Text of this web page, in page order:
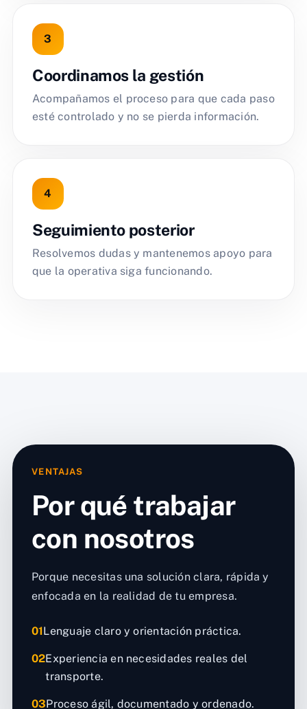
Coordinamos la gestión
Acompañamos el proceso para que cada paso
esté controlado y no se pierda información.
Seguimiento posterior
Resolvemos dudas y mantenemos apoyo para
que la operativa siga funcionando.
VENTAJAS
Por qué trabajar
con nosotros
Porque necesitas una solución clara, rápida y
enfocada en la realidad de tu empresa.
01Lenguaje claro y orientación práctica.
02Experiencia en necesidades reales del
transporte.
03Proceso ágil, documentado y ordenado.